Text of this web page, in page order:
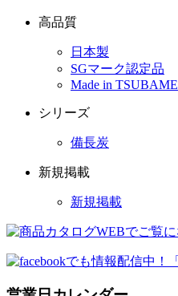
高品質
日本製
SGマーク認定品
Made in TSUBAME
シリーズ
備長炭
新規掲載
新規掲載